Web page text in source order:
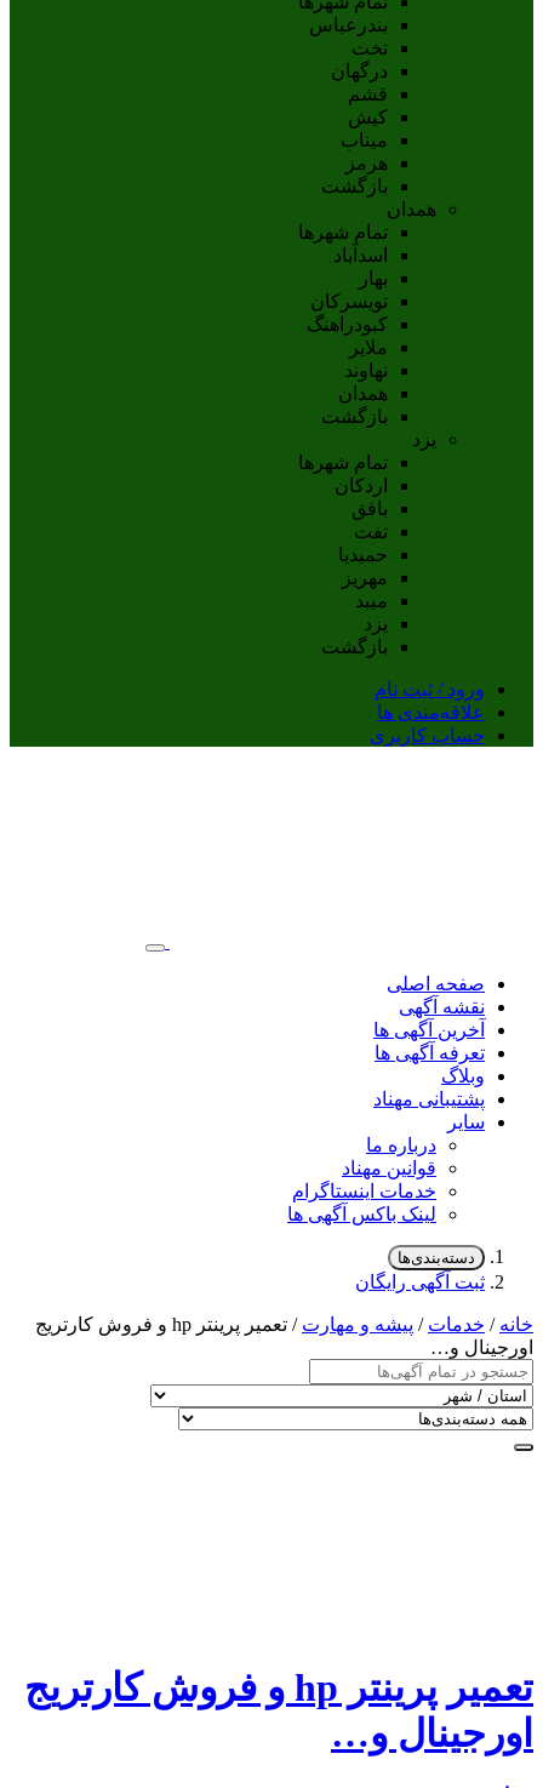
بندرعباس
تخت
درگهان
قشم
کيش
ميناب
هرمز
بازگشت
همدان
تمام شهر‌ها
اسدآباد
بهار
تويسرکان
کبودراهنگ
ملاير
نهاوند
همدان
بازگشت
یزد
تمام شهر‌ها
اردکان
بافق
تفت
حميديا
مهریز
ميبد
يزد
بازگشت
ورود / ثبت نام
علاقه‌مندی ها
حساب کاربری
صفحه اصلی
نقشه آگهی
آخرین آگهی ها
تعرفه آگهی ها
وبلاگ
پشتیبانی مهناد
سایر
درباره ما
قوانین مهناد
خدمات اینستاگرام
لینک باکس آگهی ها
دسته‌بندی‌ها
ثبت آگهی رایگان
خانه/ خدمات/ پیشه و مهارت
/ تعمیر پرینتر hp و فروش کارتریج
اورجینال و…
تعمیر پرینتر hp و فروش کارتریج
اورجینال و…